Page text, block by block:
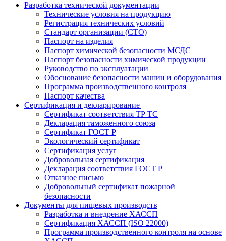
Разработка технической документации
Технические условия на продукцию
Регистрация технических условий
Стандарт организации (СТО)
Паспорт на изделия
Паспорт химической безопасности МСДС
Паспорт безопасности химической продукции
Руководство по эксплуатации
Обоснование безопасности машин и оборудования
Программа производственного контроля
Паспорт качества
Сертификация и декларирование
Сертификат соответствия ТР ТС
Декларация таможенного союза
Сертификат ГОСТ Р
Экологический сертификат
Сертификация услуг
Добровольная сертификация
Декларация соответствия ГОСТ Р
Отказное письмо
Добровольный сертификат пожарной
безопасности
Документы для пищевых производств
Разработка и внедрение ХАССП
Сертификация ХАССП (ISO 22000)
Программа производственного контроля на основе